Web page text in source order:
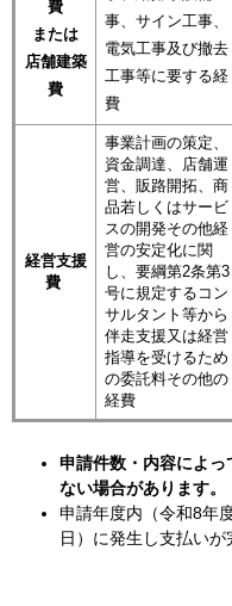
費
または
店舗建築
費
事、サイン工事、
電気工事及び撤去
工事等に要する経
費
経営支援
費
事業計画の策定、
資金調達、店舗運
営、販路開拓、商
品若しくはサービ
スの開発その他経
営の安定化に関
し、要綱第2条第3
号に規定するコン
サルタント等から
伴走支援又は経営
指導を受けるため
の委託料その他の
経費
申請件数・内容によ
ない場合があります。
申請年度内（令和8年
日）に発生し支払いが